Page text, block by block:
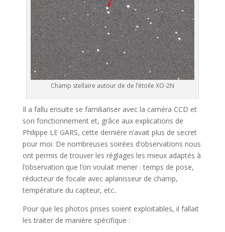
Champ stellaire autour de de l’étoile XO-2N
Il a fallu ensuite se familiariser avec la caméra CCD et
son fonctionnement et, grâce aux explications de
Philippe LE GARS, cette dernière n’avait plus de secret
pour moi. De nombreuses soirées d’observations nous
ont permis de trouver les réglages les mieux adaptés à
l’observation que l’on voulait mener : temps de pose,
réducteur de focale avec aplanisseur de champ,
température du capteur, etc..
Pour que les photos prises soient exploitables, il fallait
les traiter de manière spécifique :